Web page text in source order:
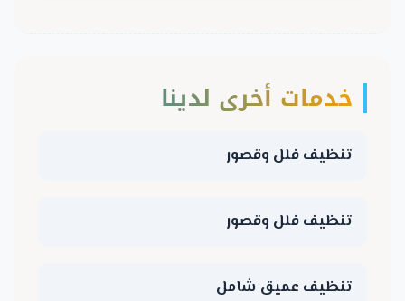
خدمات أخرى لدينا
تنظيف فلل وقصور
تنظيف فلل وقصور
تنظيف عميق شامل